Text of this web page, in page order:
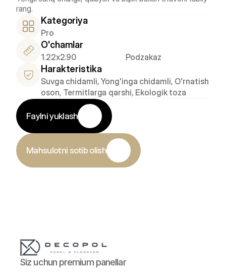
Kategoriya
Pro
O'chamlar
1.22x2.90 Podzakaz
Harakteristika
Suvga chidamli, Yong'inga chidamli, O'rnatish
oson, Termitlarga qarshi, Ekologik toza
Faylni yuklash
Mahsulotni sotib olish
Siz uchun premium panellar